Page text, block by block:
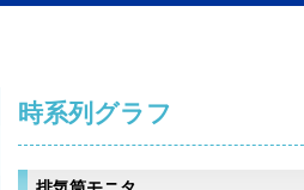
時系列グラフ